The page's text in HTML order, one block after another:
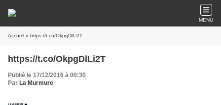
MENU
Accueil » https://t.co/OkpgDlLi2T
https://t.co/OkpgDlLi2T
Publié le 17/12/2016 à 00:30
Par La Murmure